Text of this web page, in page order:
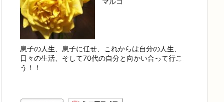
息子の人生、息子に任せ、これからは自分の人生、
日々の生活、そして70代の自分と向かい合って行こ
う！！